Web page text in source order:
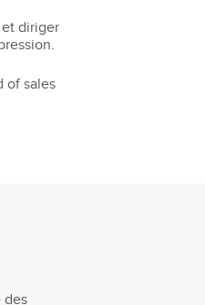
diriger
of sales
des